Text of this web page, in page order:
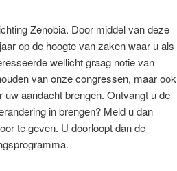
Zenobia. Door middel van deze
op de hoogte van zaken waar u als
wellicht graag notie van
van onze congressen, maar ook
aandacht brengen. Ontvangt u de
in brengen? Meld u dan
te geven. U doorloopt dan de